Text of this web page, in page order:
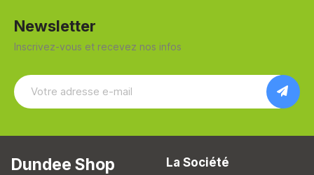
Newsletter
Inscrivez-vous et recevez nos infos
Dundee Shop
La Société